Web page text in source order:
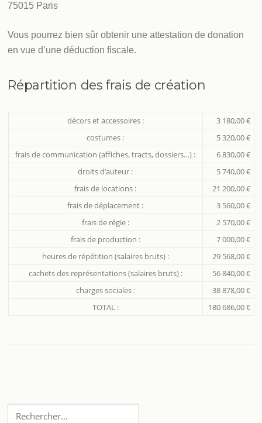
75015 Paris
Vous pourrez bien sûr obtenir une attestation de donation
en vue d’une déduction fiscale.
Répartition des frais de création
décors et accessoires :
3 180,00 €
costumes :
5 320,00 €
frais de communication (affiches, tracts, dossiers…) :
6 830,00 €
droits d’auteur :
5 740,00 €
frais de locations :
21 200,00 €
frais de déplacement :
3 560,00 €
frais de régie :
2 570,00 €
frais de production :
7 000,00 €
heures de répétition (salaires bruts) :
29 568,00 €
cachets des représentations (salaires bruts) :
56 840,00 €
charges sociales :
38 878,00 €
TOTAL :
180 686,00 €